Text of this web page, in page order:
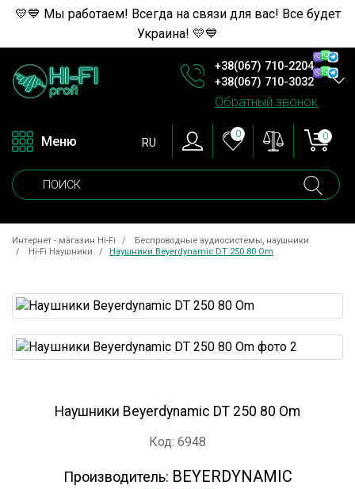
💛💙 Мы работаем! Всегда на связи для вас! Все будет
Украина! 💛💙
+38(067) 710-2204
+38(067) 710-3032
Обратный звонок
Меню RU
0 0
Интернет - магазин Hi-Fi
Беспроводные аудиосистемы, наушники
Hi-Fi Наушники
Наушники Beyerdynamic DT 250 80 Om
Наушники Beyerdynamic DT 250 80 Om
Код: 6948
Производитель: BEYERDYNAMIC